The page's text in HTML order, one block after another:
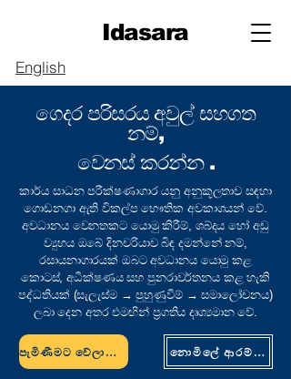
Idasara
English
ගෙදර පරිසරය අවුල් සහගත
නම්,
වෙනස් කරන්න .
කාර්ය සාධන පරීක්ෂණාගාර යනු අනුකූලතාව සඳහා
ගොඩනගා ඇති විකල්ප භෞතික අවකාශයන් වේ.
අවධානය වෙනතකට යොමු කිරීම්, ශබ්දය හෝ අඩු
ව්‍යුහය ඔබේ දිනචරියාව බිඳ දමන්නේ නම්,
රසායනාගාරයක් ඔබට අවධානය යොමු කළ
කොටස්, අධීක්ෂණය සහ පුනරාවර්තනය කළ හැකි
පද්ධතියක් (සැලැස්ම → පුහුණුවීම් → සමාලෝචනය)
ලබා දෙන අතර එමඟින් ප්‍රගතිය දෘශ්‍යමාන වේ.
පැමිණීමට වේලාවක් ගන්න නොමිලේ ආරම්භ කරන්න